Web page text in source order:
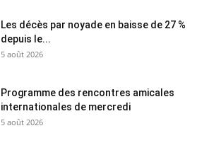
Les décès par noyade en baisse de 27 %
depuis le...
5 août 2026
Programme des rencontres amicales
internationales de mercredi
5 août 2026